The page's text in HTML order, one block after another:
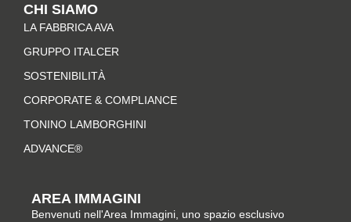
a
g
r
a
m
b
o
o
k
-
f
r
e
t
CHI SIAMO
LA FABBRICA AVA
GRUPPO ITALCER
SOSTENIBILITÀ
CORPORATE & COMPLIANCE
TONINO LAMBORGHINI
ADVANCE®
AREA IMMAGINI
Benvenuti nell'Area Immagini, uno spazio esclusivo